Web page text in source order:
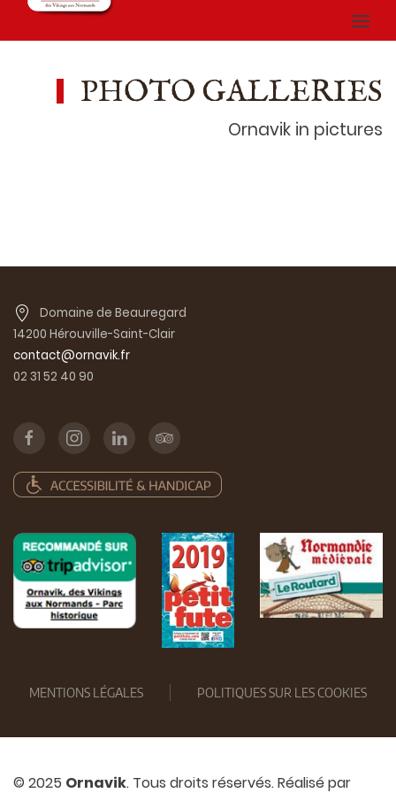
PHOTO GALLERIES
Ornavik in pictures
Domaine de Beauregard
14200 Hérouville-Saint-Clair
contact@ornavik.fr
02 31 52 40 90
MENTIONS LÉGALES POLITIQUES SUR LES COOKIES
© 2025 Ornavik. Tous droits réservés. Réalisé par